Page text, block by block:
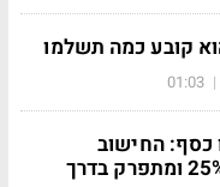
קובע כמה תשלמו
|
01:03
כסף: החישוב